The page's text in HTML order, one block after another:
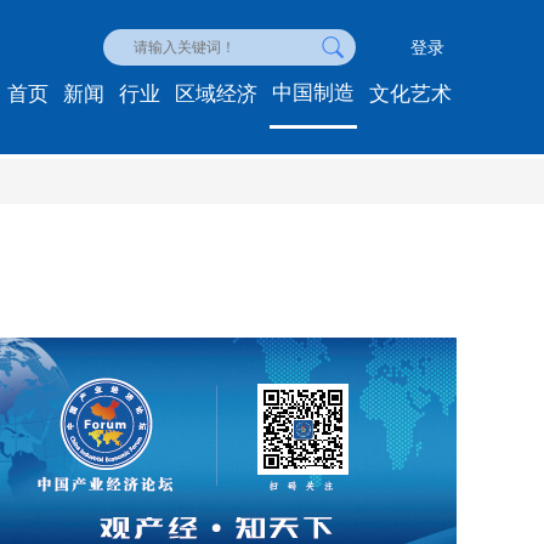
登录
首页 新闻 行业 区域经济 中国制造 文化艺术